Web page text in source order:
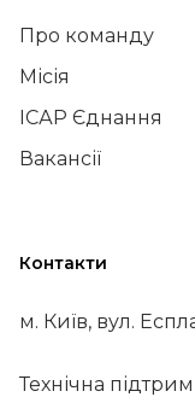
Про команду
Місія
ІСАР Єднання
Вакансії
Контакти
м. Київ, вул.
Технічна